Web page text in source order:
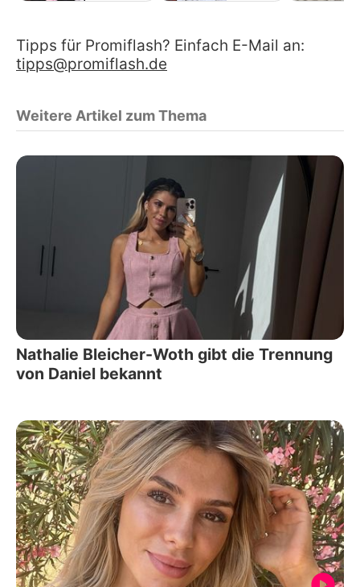
Tipps für Promiflash? Einfach E-Mail an:
tipps@promiflash.de
Weitere Artikel zum Thema
Nathalie Bleicher-Woth gibt die Trennung
von Daniel bekannt